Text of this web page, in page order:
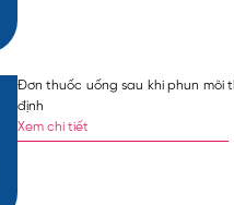
Đơn thuốc uống sau khi phun môi
định
Xem chi tiết